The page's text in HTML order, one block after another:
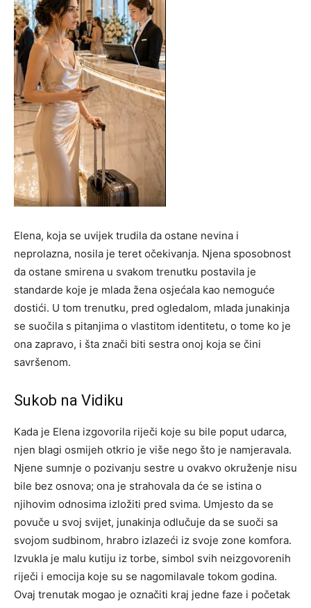
Elena, koja se uvijek trudila da ostane nevina i
neprolazna, nosila je teret očekivanja. Njena sposobnost
da ostane smirena u svakom trenutku postavila je
standarde koje je mlada žena osjećala kao nemoguće
dostići. U tom trenutku, pred ogledalom, mlada junakinja
se suočila s pitanjima o vlastitom identitetu, o tome ko je
ona zapravo, i šta znači biti sestra onoj koja se čini
savršenom.
Sukob na Vidiku
Kada je Elena izgovorila riječi koje su bile poput udarca,
njen blagi osmijeh otkrio je više nego što je namjeravala.
Njene sumnje o pozivanju sestre u ovakvo okruženje nisu
bile bez osnova; ona je strahovala da će se istina o
njihovim odnosima izložiti pred svima. Umjesto da se
povuče u svoj svijet, junakinja odlučuje da se suoči sa
svojom sudbinom, hrabro izlazeći iz svoje zone komfora.
Izvukla je malu kutiju iz torbe, simbol svih neizgovorenih
riječi i emocija koje su se nagomilavale tokom godina.
Ovaj trenutak mogao je označiti kraj jedne faze i početak